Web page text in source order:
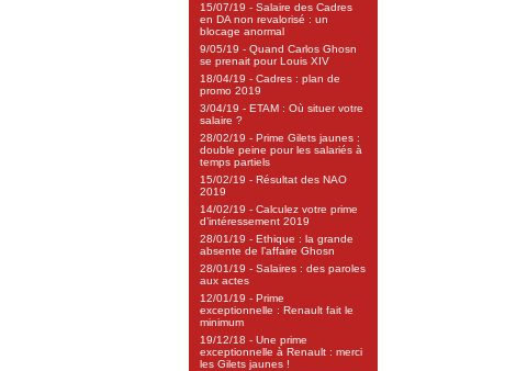
15/07/19 - Salaire des Cadres
en DA non revalorisé : un
blocage anormal
9/05/19 - Quand Carlos Ghosn
se prenait pour Louis XIV
18/04/19 - Cadres : plan de
promo 2019
3/04/19 - ETAM : Où situer votre
salaire ?
28/02/19 - Prime Gilets jaunes :
double peine pour les salariés à
temps partiels
15/02/19 - Résultat des NAO
2019
14/02/19 - Calculez votre prime
d’intéressement 2019
28/01/19 - Ethique : la grande
absente de l’affaire Ghosn
28/01/19 - Salaires : des paroles
aux actes
12/01/19 - Prime
exceptionnelle : Renault fait le
minimum
19/12/18 - Une prime
exceptionnelle à Renault : merci
les Gilets jaunes !